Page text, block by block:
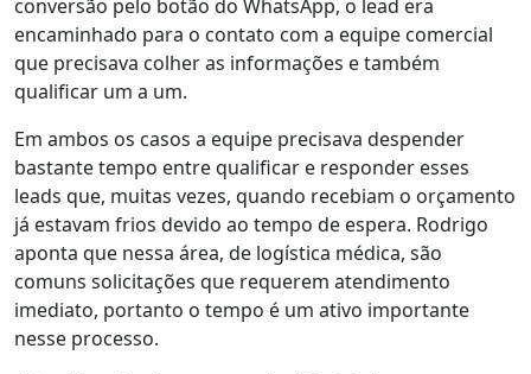
conversão pelo botão do WhatsApp, o lead era
encaminhado para o contato com a equipe comercial
que precisava colher as informações e também
qualificar um a um.
Em ambos os casos a equipe precisava despender
bastante tempo entre qualificar e responder esses
leads que, muitas vezes, quando recebiam o orçamento
já estavam frios devido ao tempo de espera. Rodrigo
aponta que nessa área, de logística médica, são
comuns solicitações que requerem atendimento
imediato, portanto o tempo é um ativo importante
nesse processo.